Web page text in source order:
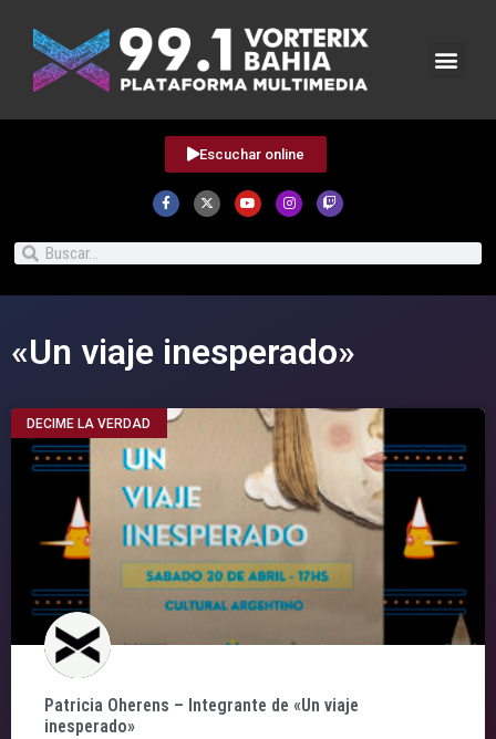
Escuchar online
«Un viaje inesperado»
DECIME LA VERDAD
Patricia Oherens – Integrante de «Un viaje
inesperado»